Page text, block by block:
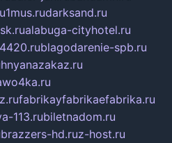
1mus.rudarksand.ru
alabuga-cityhotel.ru
blagodarenie-spb.ru
fabrikayfabrikaefabrika.ru
113.rubiletnadom.ru
brazzers-hd.ruz-host.ru